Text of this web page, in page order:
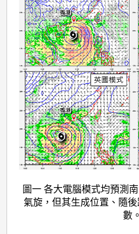
圖一 各大電腦模式均預測
氣旋，但其生成位置、隨
數。